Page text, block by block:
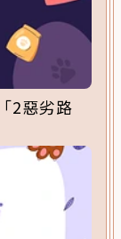
2惡劣路